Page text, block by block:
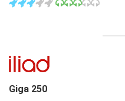
Giga 250